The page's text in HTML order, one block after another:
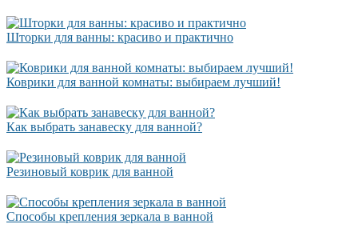
Шторки для ванны: красиво и практично
Коврики для ванной комнаты: выбираем лучший!
Как выбрать занавеску для ванной?
Резиновый коврик для ванной
Cпособы крепления зеркала в ванной